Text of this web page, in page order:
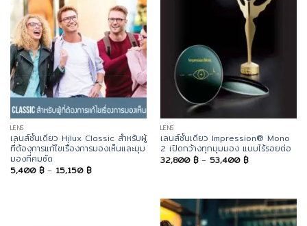
LENS
เลนส์ชั้นเดียว Hilux Classic สำหรับผู้
ที่ต้องการแก้ไขเรื่องการมองเห็นและมุม
มองที่คมชัด
5,400 ฿ – 15,150 ฿Price
range:
LENS
เลนส์ชั้นเดียว Impression® Mono
2 เปิดกว้างทุกมุมมอง แบบไร้รอยต่อ
32,800 ฿ – 53,400 ฿Price
range: